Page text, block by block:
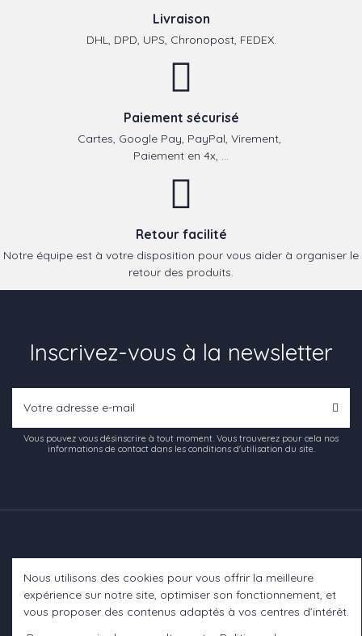
Livraison
DHL, DPD, UPS, Chronopost, FEDEX.
Paiement sécurisé
Cartes, Google Pay, PayPal, Virement,
Paiement en 4x, ...
Retour facilité
Notre équipe est à votre disposition pour vous aider à organiser le
retour des produits.
Inscrivez-vous à la newsletter
Vous pouvez vous désinscrire à tout moment. Vous trouverez pour cela nos
informations de contact dans les conditions d'utilisation du site.
Informations
Nous utilisons des cookies pour vous offrir la meilleure
expérience sur notre site, optimiser son fonctionnement, et
vous proposer des contenus adaptés à vos centres d’intérêt.